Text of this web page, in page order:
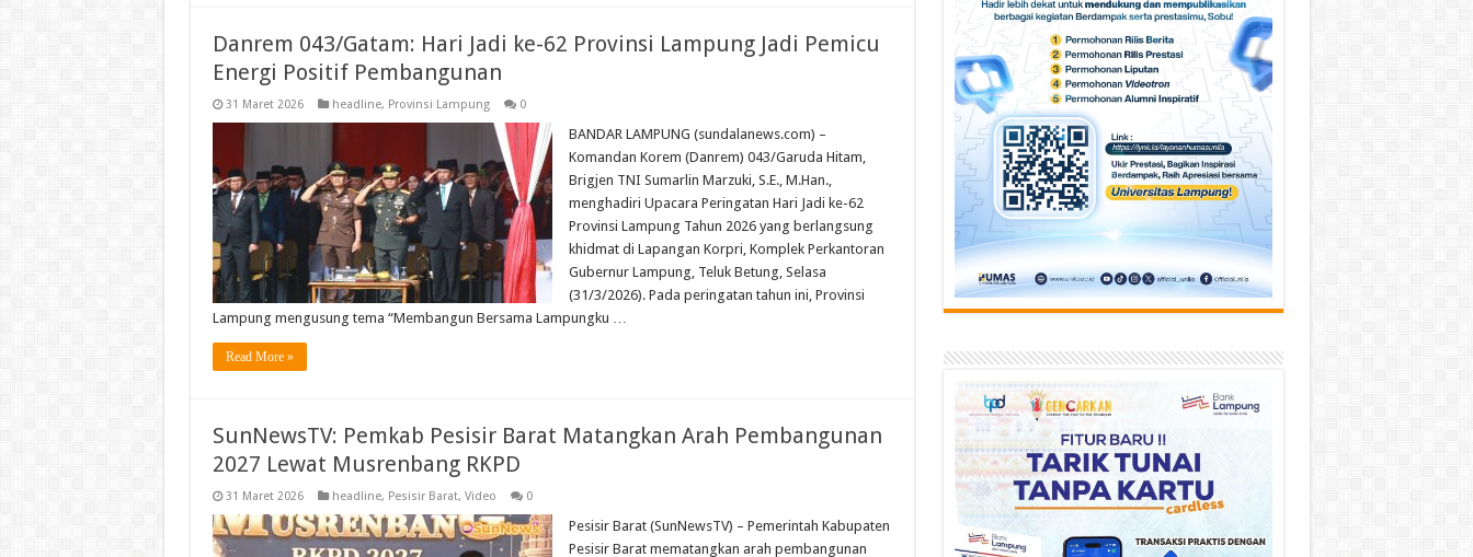
Danrem 043/Gatam: Hari Jadi ke-62 Provinsi Lampung Jadi Pemicu
Energi Positif Pembangunan
31 Maret 2026 headline, Provinsi Lampung 0
BANDAR LAMPUNG (sundalanews.com) –
Komandan Korem (Danrem) 043/Garuda Hitam,
Brigjen TNI Sumarlin Marzuki, S.E., M.Han.,
menghadiri Upacara Peringatan Hari Jadi ke-62
Provinsi Lampung Tahun 2026 yang berlangsung
khidmat di Lapangan Korpri, Komplek Perkantoran
Gubernur Lampung, Teluk Betung, Selasa
(31/3/2026). Pada peringatan tahun ini, Provinsi
Lampung mengusung tema “Membangun Bersama Lampungku …
Read More »
SunNewsTV: Pemkab Pesisir Barat Matangkan Arah Pembangunan
2027 Lewat Musrenbang RKPD
31 Maret 2026 headline, Pesisir Barat, Video 0
Pesisir Barat (SunNewsTV) – Pemerintah Kabupaten
Pesisir Barat mematangkan arah pembangunan